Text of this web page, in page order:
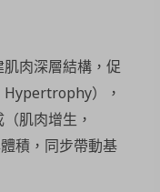
肉深層結構，促
Hypertrophy），
肌肉增生，
積，同步帶動基